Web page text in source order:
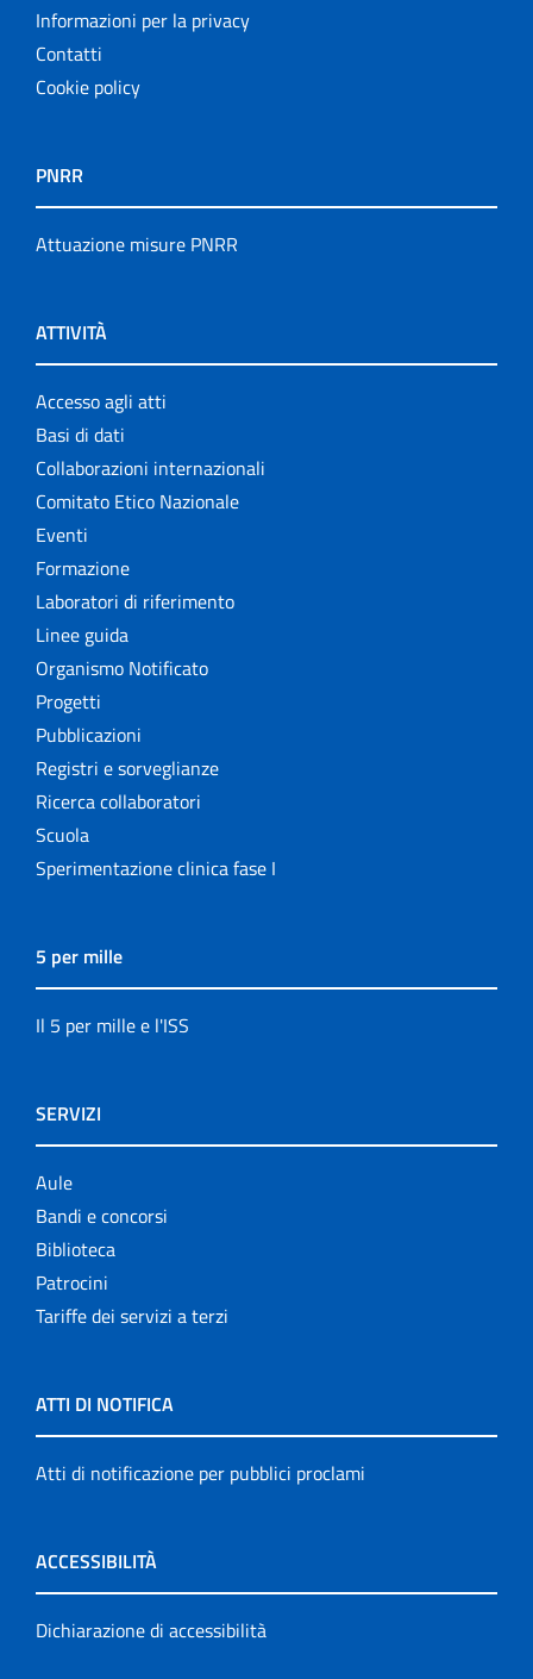
Informazioni per la privacy
Contatti
Cookie policy
PNRR
Attuazione misure PNRR
ATTIVITÀ
Accesso agli atti
Basi di dati
Collaborazioni internazionali
Comitato Etico Nazionale
Eventi
Formazione
Laboratori di riferimento
Linee guida
Organismo Notificato
Progetti
Pubblicazioni
Registri e sorveglianze
Ricerca collaboratori
Scuola
Sperimentazione clinica fase I
5 per mille
Il 5 per mille e l'ISS
SERVIZI
Aule
Bandi e concorsi
Biblioteca
Patrocini
Tariffe dei servizi a terzi
ATTI DI NOTIFICA
Atti di notificazione per pubblici proclami
ACCESSIBILITÀ
Dichiarazione di accessibilità